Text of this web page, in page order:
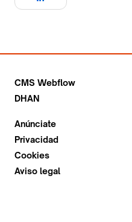
CMS Webflow
DHAN
Anúnciate
Privacidad
Cookies
Aviso legal